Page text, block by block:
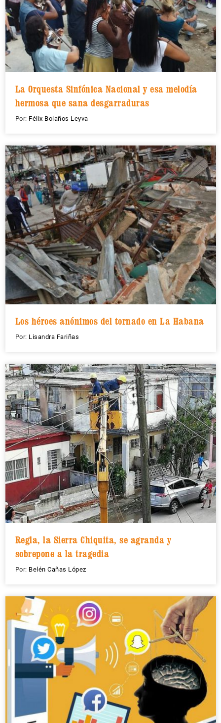
La Orquesta Sinfónica Nacional y esa melodía
hermosa que sana desgarraduras
Por: Félix Bolaños Leyva
Los héroes anónimos del tornado en La Habana
Por: Lisandra Fariñas
Regla, la Sierra Chiquita, se agranda y
sobrepone a la tragedia
Por: Belén Cañas López